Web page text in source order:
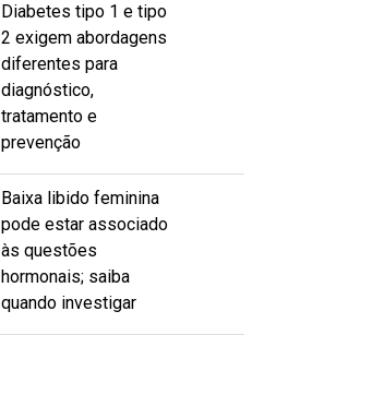
Diabetes tipo 1 e tipo
2 exigem abordagens
diferentes para
diagnóstico,
tratamento e
prevenção
Baixa libido feminina
pode estar associado
às questões
hormonais; saiba
quando investigar